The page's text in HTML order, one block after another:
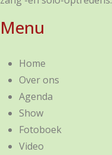
Menu
Home
Over ons
Agenda
Show
Fotoboek
Video